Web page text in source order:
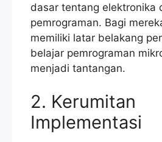
dasar tentang elektronika
pemrograman. Bagi
memiliki latar belakang
belajar pemrograman
menjadi tantangan.
2. Kerumitan
Implementasi